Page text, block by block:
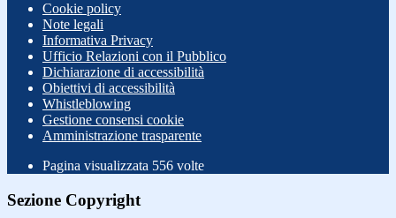
Cookie policy
Note legali
Informativa Privacy
Ufficio Relazioni con il Pubblico
Dichiarazione di accessibilità
Obiettivi di accessibilità
Whistleblowing
Gestione consensi cookie
Amministrazione trasparente
Pagina visualizzata 556 volte
Sezione Copyright